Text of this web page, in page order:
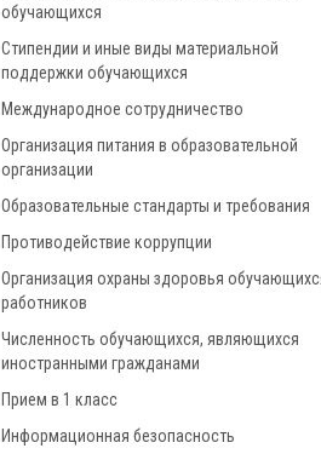
обучающихся
Стипендии и иные виды материальной
поддержки обучающихся
Международное сотрудничество
Организация питания в образовательной
организации
Образовательные стандарты и требования
Противодействие коррупции
Организация охраны здоровья
работников
Численность обучающихся, являющихся
иностранными гражданами
Прием в 1 класс
Информационная безопасность